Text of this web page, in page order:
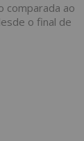
comparada ao
o final de